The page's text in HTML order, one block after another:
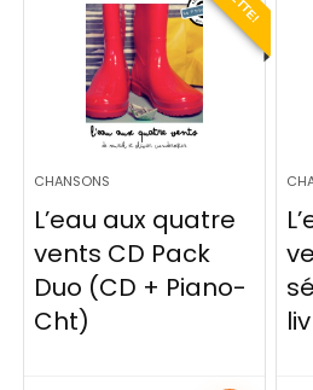
CHANSONS
L’eau aux quatre
vents CD Pack
Duo (CD + Piano-
Cht)